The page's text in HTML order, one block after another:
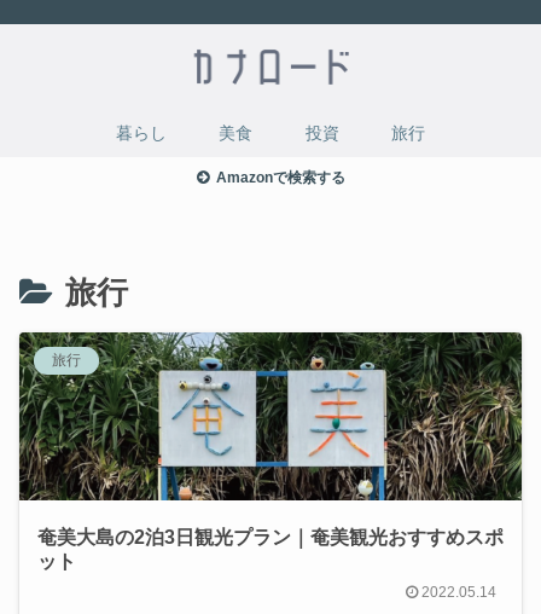
暮らし 美食 投資 旅行
Amazonで検索する
旅行
旅行
奄美大島の2泊3日観光プラン｜奄美観光おすすめスポ
ット
2022.05.14